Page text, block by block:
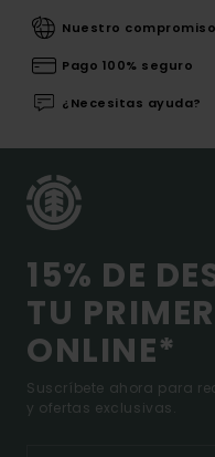
Nuestro
Pago 100% seguro
¿Necesitas ayuda?
15% DE
TU
ONLINE*
Suscríbete ahora para
y ofertas exclusivas.